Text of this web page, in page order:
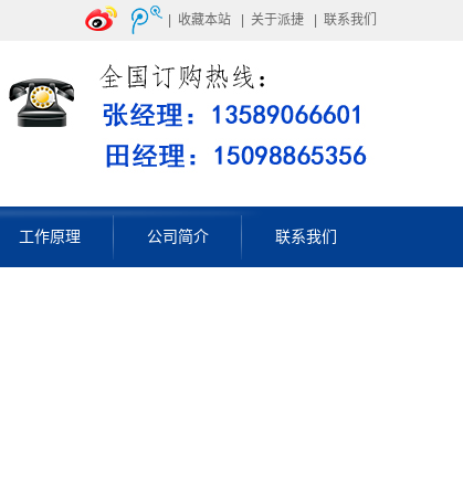
收藏本站 关于派捷 联系我们
工作原理 公司简介 联系我们